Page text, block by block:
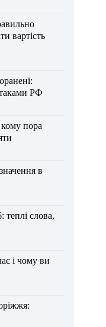
вартість
РФ
пора
в
слова,
і чому ви